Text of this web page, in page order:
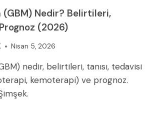
Nedir? Belirtileri,
(2026)
Nisan 5, 2026
nedir, belirtileri, tanısı, tedavisi
kemoterapi) ve prognoz.